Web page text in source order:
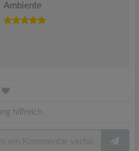
Ambiente
hilfreich.